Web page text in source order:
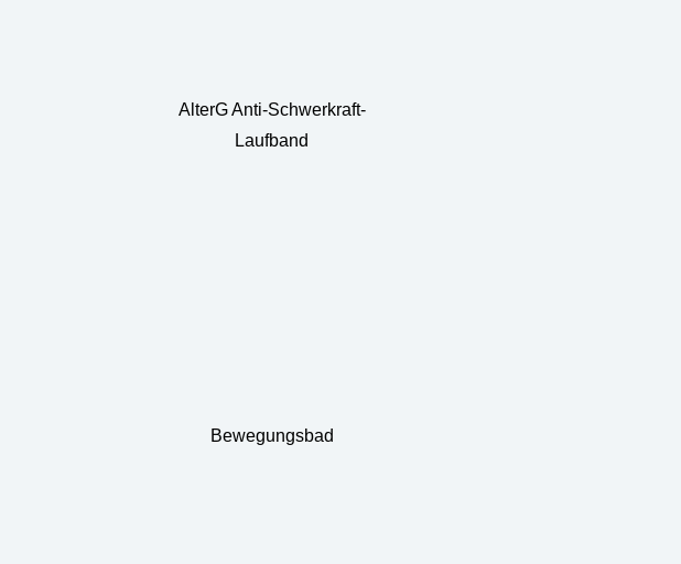
AlterG Anti-Schwerkraft-
Laufband
Bewegungsbad